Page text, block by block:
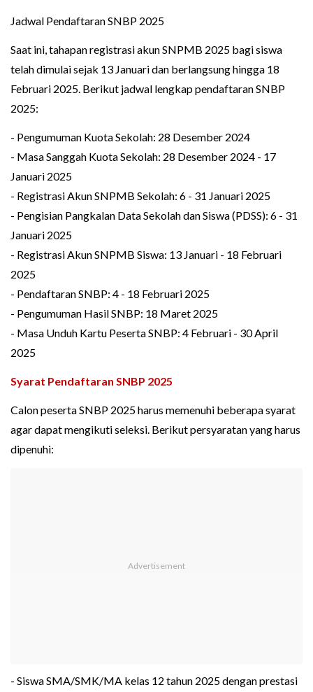
Jadwal Pendaftaran SNBP 2025
Saat ini, tahapan registrasi akun SNPMB 2025 bagi siswa
telah dimulai sejak 13 Januari dan berlangsung hingga 18
Februari 2025. Berikut jadwal lengkap pendaftaran SNBP
2025:
- Pengumuman Kuota Sekolah: 28 Desember 2024
- Masa Sanggah Kuota Sekolah: 28 Desember 2024 - 17
Januari 2025
- Registrasi Akun SNPMB Sekolah: 6 - 31 Januari 2025
- Pengisian Pangkalan Data Sekolah dan Siswa (PDSS): 6 - 31
Januari 2025
- Registrasi Akun SNPMB Siswa: 13 Januari - 18 Februari
2025
- Pendaftaran SNBP: 4 - 18 Februari 2025
- Pengumuman Hasil SNBP: 18 Maret 2025
- Masa Unduh Kartu Peserta SNBP: 4 Februari - 30 April
2025
Syarat Pendaftaran SNBP 2025
Calon peserta SNBP 2025 harus memenuhi beberapa syarat
agar dapat mengikuti seleksi. Berikut persyaratan yang harus
dipenuhi:
- Siswa SMA/SMK/MA kelas 12 tahun 2025 dengan prestasi